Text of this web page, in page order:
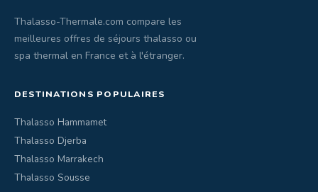
Thalasso-Thermale.com compare les
meilleures offres de séjours thalasso ou
spa thermal en France et à l'étranger.
DESTINATIONS POPULAIRES
Thalasso Hammamet
Thalasso Djerba
Thalasso Marrakech
Thalasso Sousse